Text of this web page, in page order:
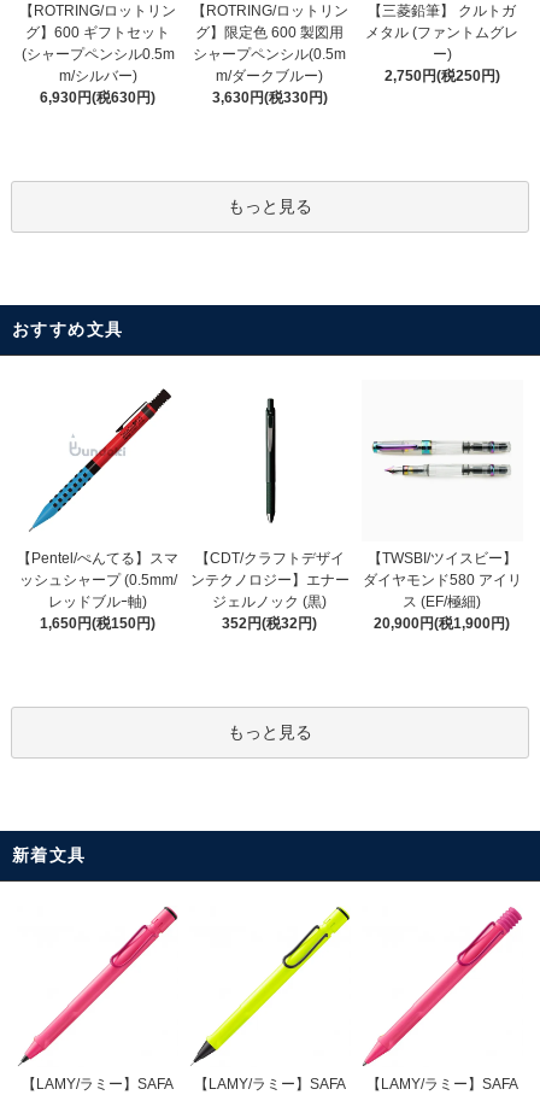
【ROTRING/ロットリン
グ】600 ギフトセット
(シャープペンシル0.5m
m/シルバー)
6,930円(税630円)
【ROTRING/ロットリン
グ】限定色 600 製図用
シャープペンシル(0.5m
m/ダークブルー)
3,630円(税330円)
【三菱鉛筆】 クルトガ
メタル (ファントムグレ
ー)
2,750円(税250円)
もっと見る
おすすめ文具
【Pentel/ぺんてる】スマ
ッシュシャープ (0.5mm/
レッドブルｰ軸)
1,650円(税150円)
【CDT/クラフトデザイ
ンテクノロジー】エナー
ジェルノック (黒)
352円(税32円)
【TWSBI/ツイスビー】
ダイヤモンド580 アイリ
ス (EF/極細)
20,900円(税1,900円)
もっと見る
新着文具
【LAMY/ラミー】SAFA
【LAMY/ラミー】SAFA
【LAMY/ラミー】SAFA